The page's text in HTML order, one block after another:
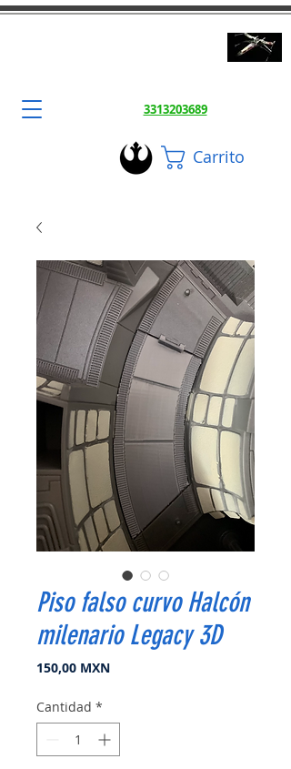
Carrito
3313203689
Piso falso curvo Halcón
milenario Legacy 3D
150,00 MXNPrecio
Cantidad *